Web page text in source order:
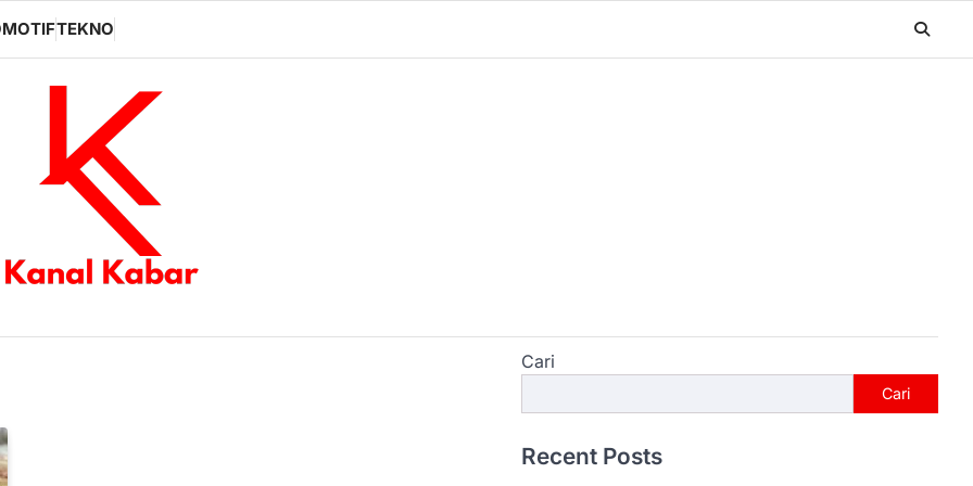
TEKNO
Cari
Cari
Recent Posts